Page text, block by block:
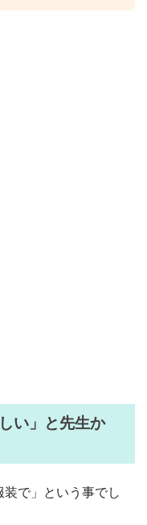
い」と先生か
で」という事でし